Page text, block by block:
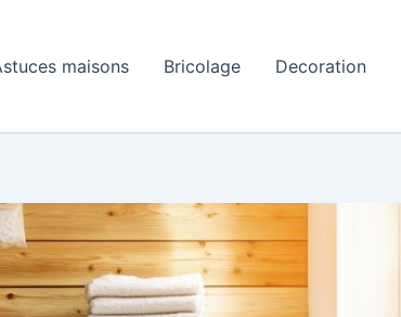
maisons Bricolage Decoration